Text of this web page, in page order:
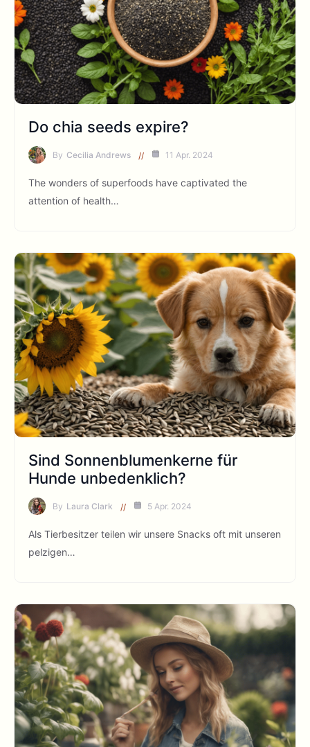
Do chia seeds expire?
By Cecilia Andrews 11 Apr. 2024
The wonders of superfoods have captivated the
attention of health…
Sind Sonnenblumenkerne für
Hunde unbedenklich?
By Laura Clark 5 Apr. 2024
Als Tierbesitzer teilen wir unsere Snacks oft mit unseren
pelzigen…